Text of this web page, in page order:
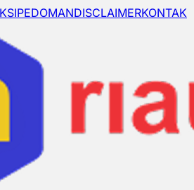
PEDOMANDISCLAIMERKONTAK